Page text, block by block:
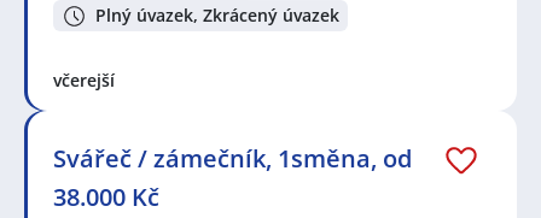
Plný úvazek, Zkrácený úvazek
včerejší
Svářeč / zámečník, 1směna, od
38.000 Kč